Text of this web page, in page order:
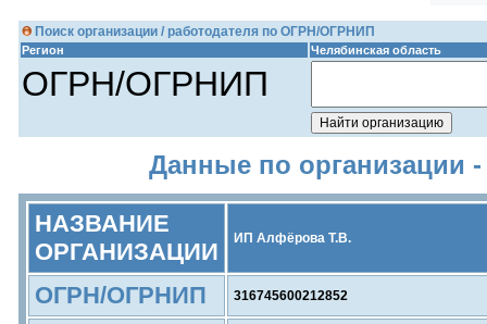
Поиск организации / работодателя по ОГРН/ОГРНИП
Регион Челябинская область
ОГРН/ОГРНИП
Данные по организации
НАЗВАНИЕ
ОРГАНИЗАЦИИ
ИП Алфёрова Т.В.
ОГРН/ОГРНИП 316745600212852